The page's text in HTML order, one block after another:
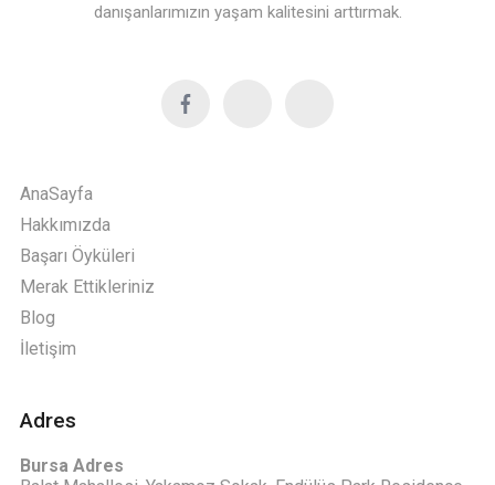
danışanlarımızın yaşam kalitesini arttırmak.
AnaSayfa
Hakkımızda
Başarı Öyküleri
Merak Ettikleriniz
Blog
İletişim
Adres
Bursa Adres